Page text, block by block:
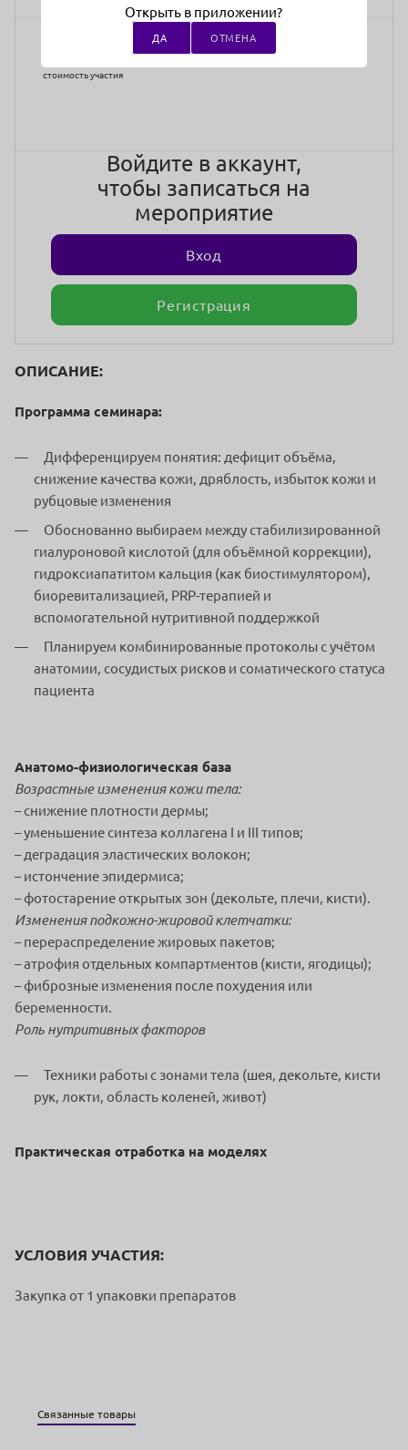
Закупка товара
стоимость участия
Войдите в аккаунт,
чтобы записаться на
мероприятие
Вход
Регистрация
ОПИСАНИЕ:
Программа семинара:
Дифференцируем понятия: дефицит объёма,
снижение качества кожи, дряблость, избыток кожи и
рубцовые изменения
Обоснованно выбираем между стабилизированной
гиалуроновой кислотой (для объёмной коррекции),
гидроксиапатитом кальция (как биостимулятором),
биоревитализацией, PRP-терапией и
вспомогательной нутритивной поддержкой
Планируем комбинированные протоколы с учётом
анатомии, сосудистых рисков и соматического статуса
пациента
Анатомо-физиологическая база
Возрастные изменения кожи тела:
– снижение плотности дермы;
– уменьшение синтеза коллагена I и III типов;
– деградация эластических волокон;
– истончение эпидермиса;
– фотостарение открытых зон (декольте, плечи, кисти).
Изменения подкожно-жировой клетчатки:
– перераспределение жировых пакетов;
– атрофия отдельных компартментов (кисти, ягодицы);
– фиброзные изменения после похудения или
беременности.
Роль нутритивных факторов
Техники работы с зонами тела (шея, декольте, кисти
рук, локти, область коленей, живот)
Практическая отработка на моделях
УСЛОВИЯ УЧАСТИЯ:
Закупка от 1 упаковки препаратов
Связанные товары
Открыть в приложении?
ДА ОТМЕНА